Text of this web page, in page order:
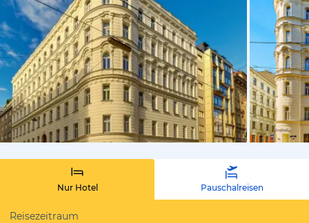
vom
Nur Hotel Pauschalreisen
Reisezeitraum